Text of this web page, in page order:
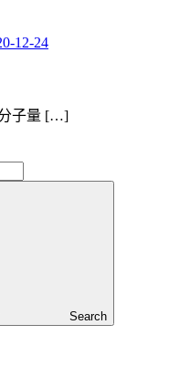
12-24
子量 […]
Search